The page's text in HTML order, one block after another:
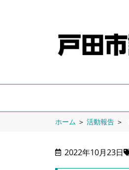
ホーム ＞ 活動報告 ＞
2022年10月23日